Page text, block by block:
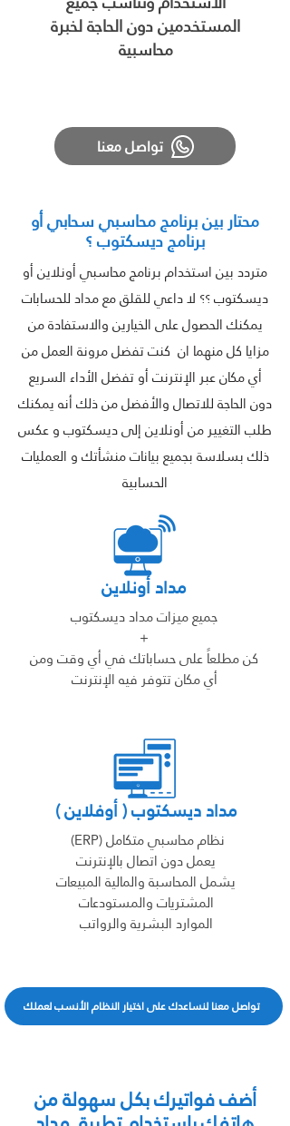
المستخدمين دون الحاجة لخبرة
محاسبية
تواصل معنا
محتار بين برنامج محاسبي سحابي أو
برنامج ديسكتوب ؟
متردد بين استخدام برنامج محاسبي أونلاين أو
ديسكتوب ؟؟ لا داعي للقلق مع مداد للحسابات
يمكنك الحصول على الخيارين والاستفادة من
مزايا كل منهما ان كنت تفضل مرونة العمل من
أي مكان عبر الإنترنت أو تفضل الأداء السريع
دون الحاجة للاتصال والأفضل من ذلك أنه يمكنك
طلب التغيير من أونلاين إلى ديسكتوب و عكس
ذلك بسلاسة بجميع بيانات منشأتك و العمليات
الحسابية
مداد أونلاين
جميع ميزات مداد ديسكتوب
+
كن مطلعاً على حساباتك في أي وقت ومن
أي مكان تتوفر فيه الإنترنت
مداد ديسكتوب ( أوفلاين )
نظام محاسبي متكامل (ERP)
يعمل دون اتصال بالإنترنت
يشمل المحاسبة والمالية المبيعات
المشتريات والمستودعات
الموارد البشرية والرواتب
تواصل معنا لنساعدك على اختيار النظام الأنسب لعملك
أضف فواتيرك بكل سهولة من